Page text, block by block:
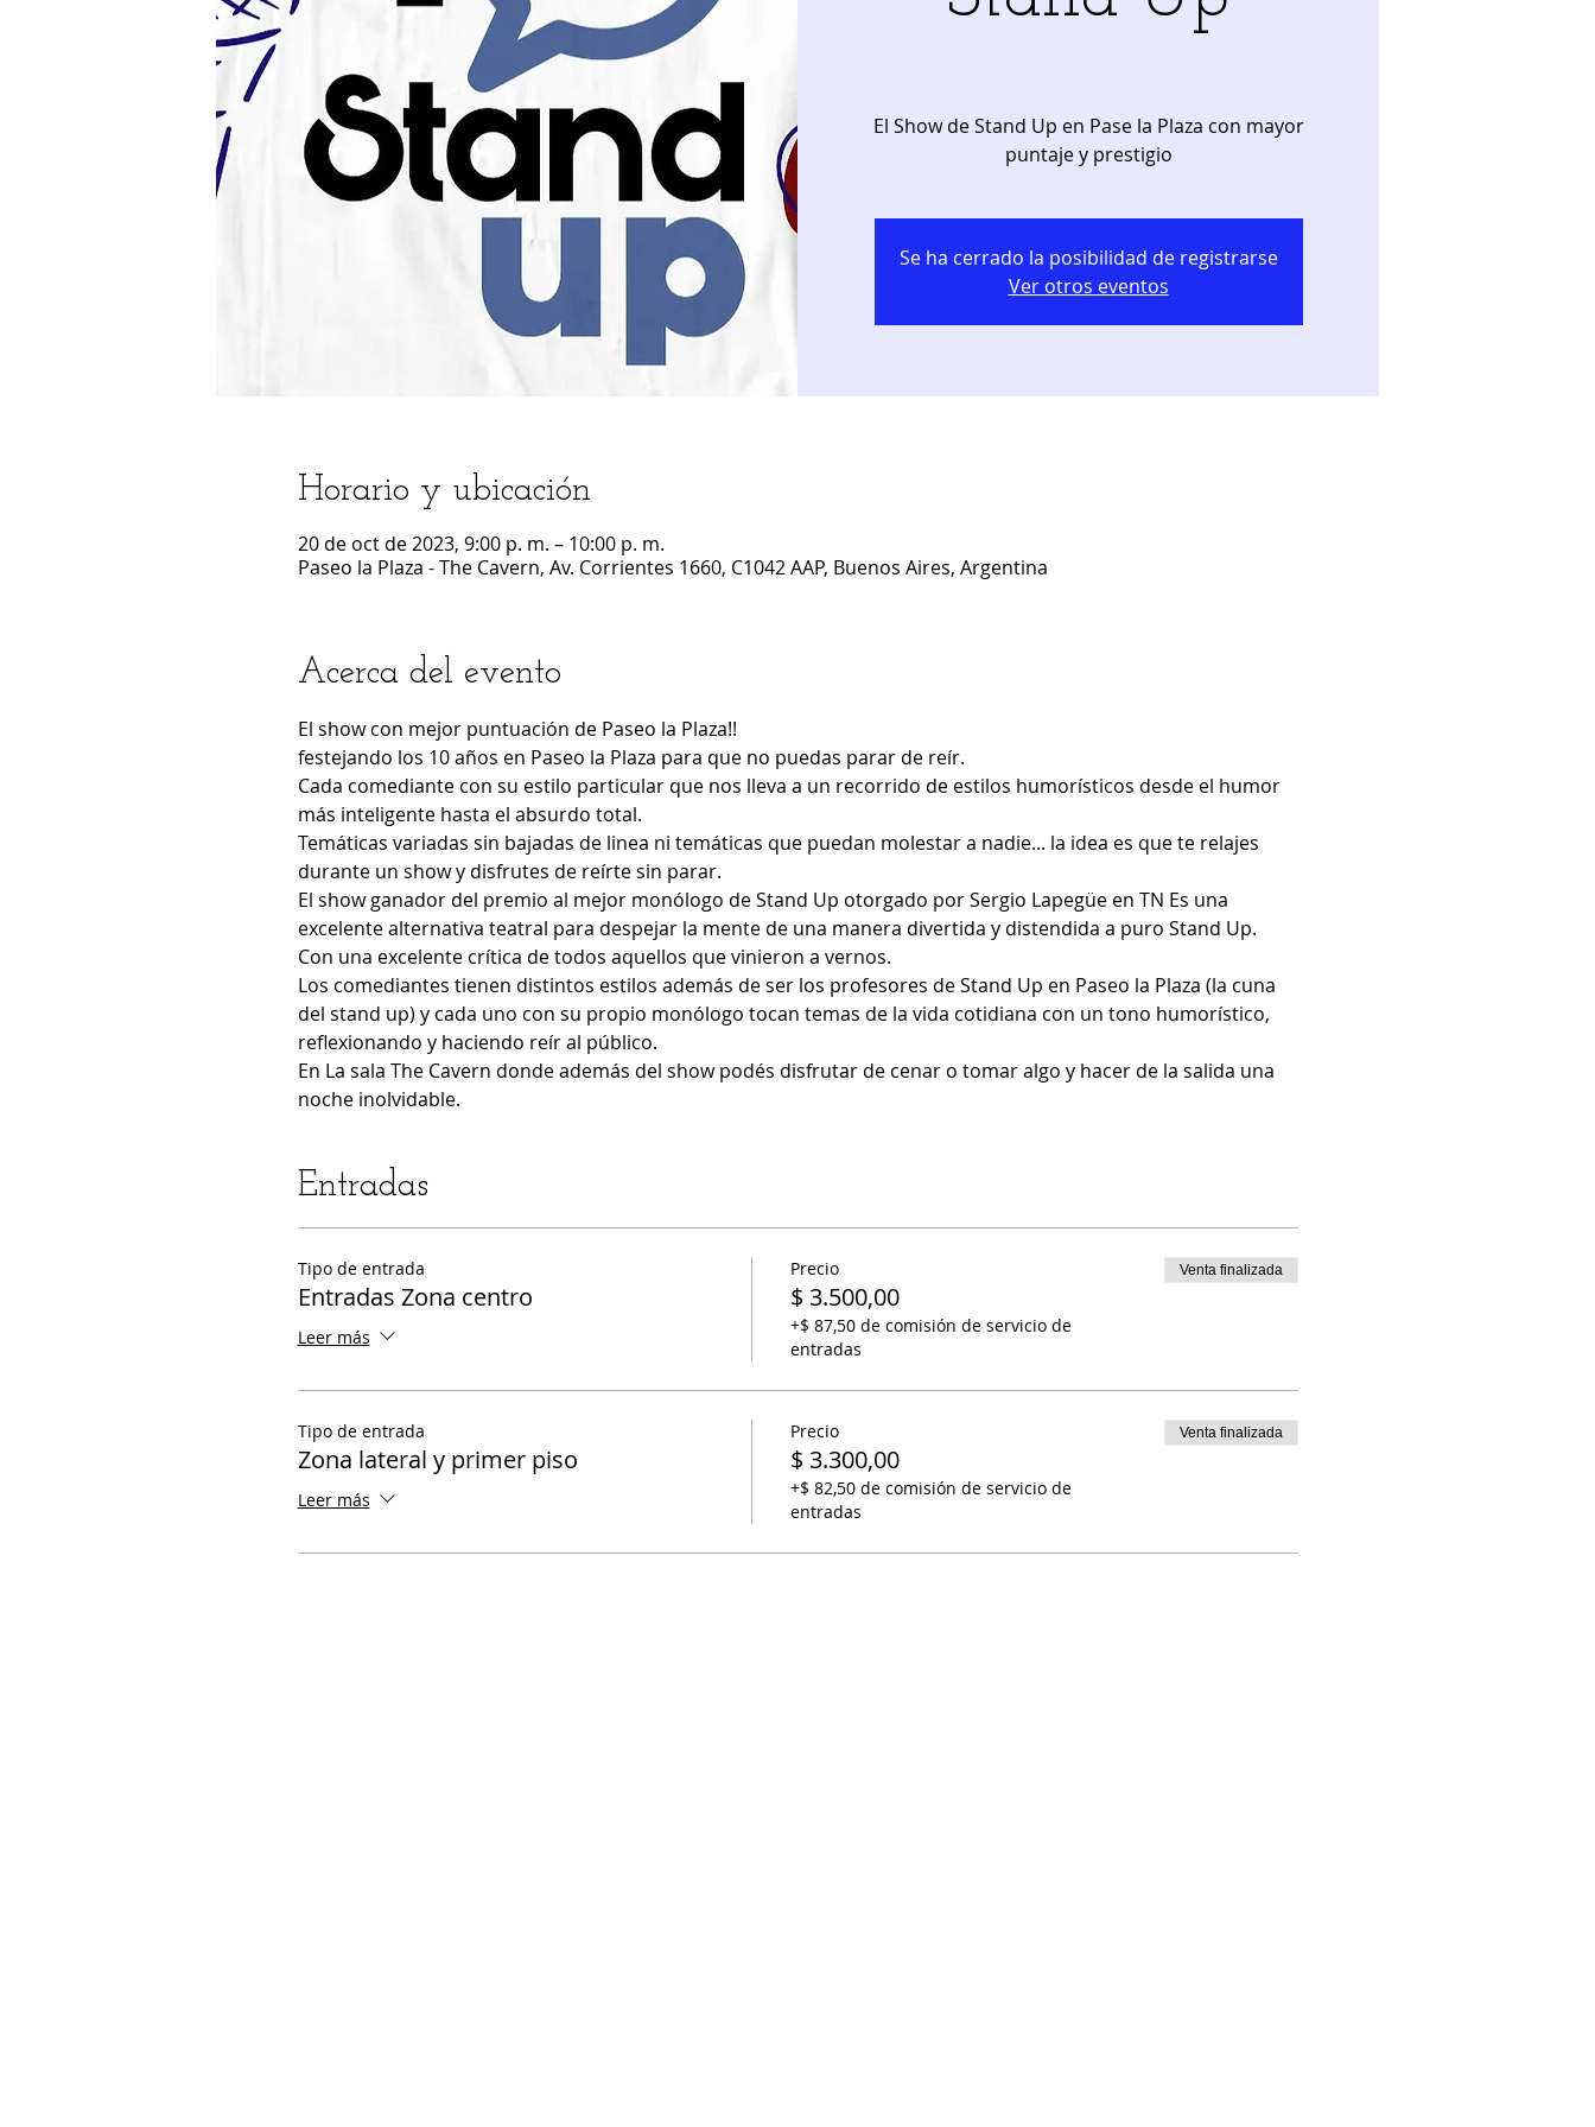
El Show de Stand Up en Pase la Plaza con mayor
Se ha cerrado la posibilidad de registrarse
Ver otros eventos
Horario y ubicación
20 de oct de 2023, 9:00 p. m. – 10:00 p. m.
Paseo la Plaza - The Cavern, Av. Corrientes 1660, C1042 AAP, Buenos Aires, Argentina
Acerca del evento
El show con mejor puntuación de Paseo la Plaza!!
festejando los 10 años en Paseo la Plaza para que no puedas parar de reír.
Cada comediante con su estilo particular que nos lleva a un recorrido de estilos humorísticos desde el humor
más inteligente hasta el absurdo total.
Temáticas variadas sin bajadas de linea ni temáticas que puedan molestar a nadie... la idea es que te relajes
durante un show y disfrutes de reírte sin parar.
El show ganador del premio al mejor monólogo de Stand Up otorgado por Sergio Lapegüe en TN Es una
excelente alternativa teatral para despejar la mente de una manera divertida y distendida a puro Stand Up.
Con una excelente crítica de todos aquellos que vinieron a vernos.
Los comediantes tienen distintos estilos además de ser los profesores de Stand Up en Paseo la Plaza (la cuna
del stand up) y cada uno con su propio monólogo tocan temas de la vida cotidiana con un tono humorístico,
reflexionando y haciendo reír al público.
En La sala The Cavern donde además del show podés disfrutar de cenar o tomar algo y hacer de la salida una
noche inolvidable.
Entradas
Tipo de entrada
Entradas Zona centro
Leer más
Precio
$ 3.500,00
+$ 87,50 de comisión de servicio de
entradas
Venta finalizada
Tipo de entrada
Zona lateral y primer piso
Leer más
Precio
$ 3.300,00
+$ 82,50 de comisión de servicio de
entradas
Venta finalizada